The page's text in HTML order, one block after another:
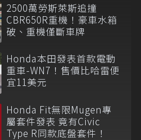
2500萬勞斯萊斯追撞
CBR650R重機！豪車水箱
破、重機僅斷車牌
Honda本田發表首款電動
重車-WN7！售價比哈雷便
宜11美元
Honda Fit無限Mugen專
屬套件發表 竟有Civic
Type R同款底盤套件！